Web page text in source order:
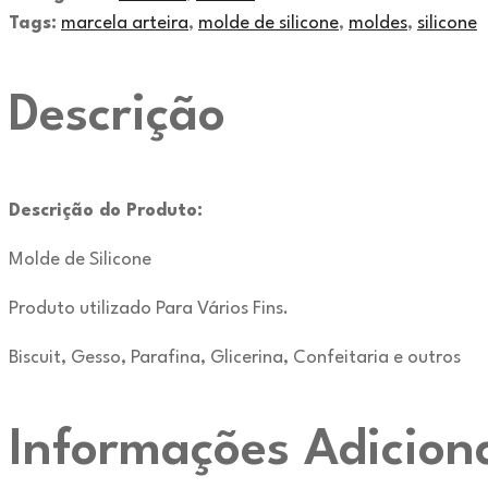
Tags: marcela arteira, molde de silicone, moldes, silicone
Descrição
Descrição do Produto:
Molde de Silicone
Produto utilizado Para Vários Fins.
Biscuit, Gesso, Parafina, Glicerina, Confeitaria e outros
Informações